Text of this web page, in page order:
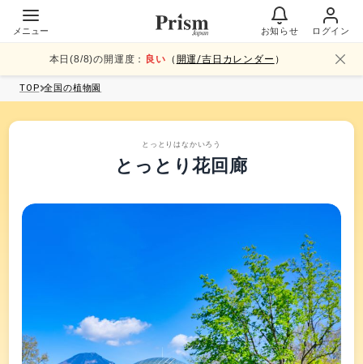
メニュー お知らせ ログイン
本日(8/8)の開運度： 良い （ 開運/吉日カレンダー ）
TOP 全国の植物園
とっとりはなかいろう
とっとり花回廊